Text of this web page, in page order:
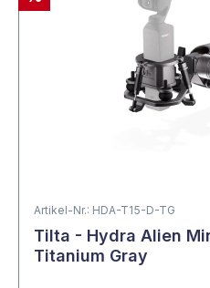
Artikel-Nr.: HDA-T15-D-TG
Tilta - Hydra Alien
Titanium Gray